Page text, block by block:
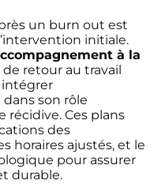
un burn out est
initiale.
à la
retour au travail
intégrer
son rôle
récidive. Ces plans
des
horaires ajustés, et le
pour assurer
durable.